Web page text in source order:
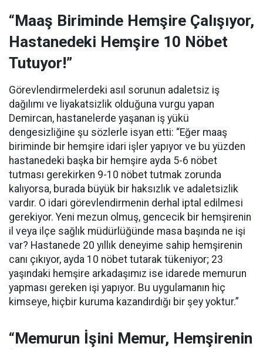
“Maaş Biriminde Hemşire Çalışıyor,
Hastanedeki Hemşire 10 Nöbet
Tutuyor!”
Görevlendirmelerdeki asıl sorunun adaletsiz iş
dağılımı ve liyakatsizlik olduğuna vurgu yapan
Demircan, hastanelerde yaşanan iş yükü
dengesizliğine şu sözlerle isyan etti: “Eğer maaş
biriminde bir hemşire idari işler yapıyor ve bu yüzden
hastanedeki başka bir hemşire ayda 5-6 nöbet
tutması gerekirken 9-10 nöbet tutmak zorunda
kalıyorsa, burada büyük bir haksızlık ve adaletsizlik
vardır. O idari görevlendirmenin derhal iptal edilmesi
gerekiyor. Yeni mezun olmuş, gencecik bir hemşirenin
il veya ilçe sağlık müdürlüğünde masa başında ne işi
var? Hastanede 20 yıllık deneyime sahip hemşirenin
canı çıkıyor, ayda 10 nöbet tutarak tükeniyor; 23
yaşındaki hemşire arkadaşımız ise idarede memurun
yapması gereken işi yapıyor. Bu uygulamanın hiç
kimseye, hiçbir kuruma kazandırdığı bir şey yoktur.”
“Memurun İşini Memur, Hemşirenin